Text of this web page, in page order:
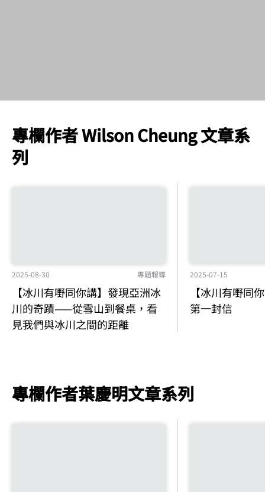
專欄作者 Wilson Cheung 文章系
列
2025-08-30 專題報導
【冰川有嘢同你講】發現亞洲冰
川的奇蹟——從雪山到餐桌，看
見我們與冰川之間的距離
2025-07-15
【冰川有嘢同
第一封信
專欄作者葉慶明文章系列